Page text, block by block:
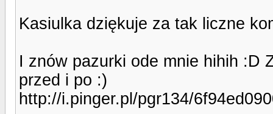
Kasiulka dziękuje za tak liczne
I znów pazurki ode mnie hihih :D
przed i po :)
http://i.pinger.pl/pgr134/